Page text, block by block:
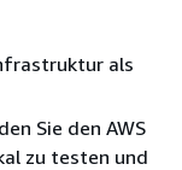
als
Sie den AWS
zu testen und